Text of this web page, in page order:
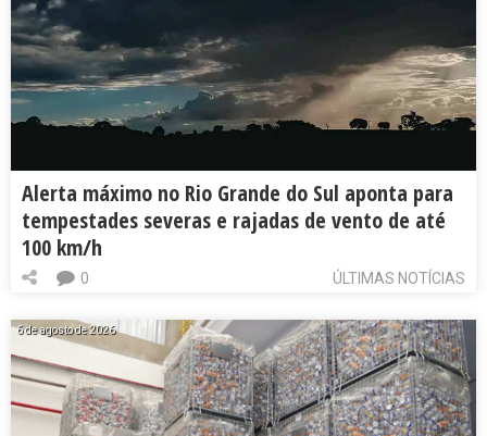
Alerta máximo no Rio Grande do Sul aponta para
tempestades severas e rajadas de vento de até
100 km/h
ÚLTIMAS NOTÍCIAS
0
6 de agosto de 2026